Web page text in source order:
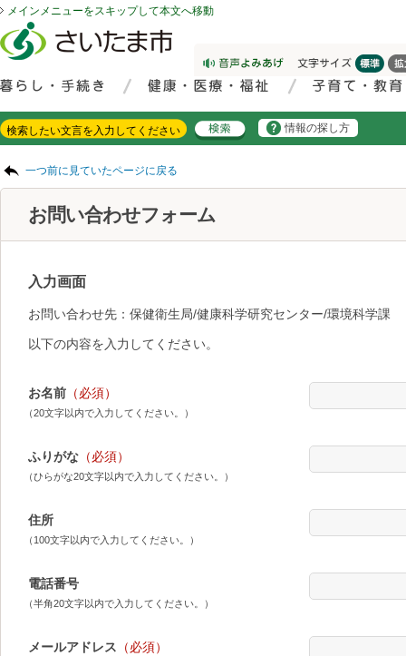
メインメニューをスキップして本文へ移動
情報の探し方
一つ前に見ていたページに戻る
お問い合わせフォーム
入力画面
お問い合わせ先：保健衛生局/健康科学研究センター/環境科学課
以下の内容を入力してください。
お名前 （必須）
（20文字以内で入力してください。）
ふりがな （必須）
（ひらがな20文字以内で入力してください。）
住所
（100文字以内で入力してください。）
電話番号
（半角20文字以内で入力してください。）
メールアドレス （必須）